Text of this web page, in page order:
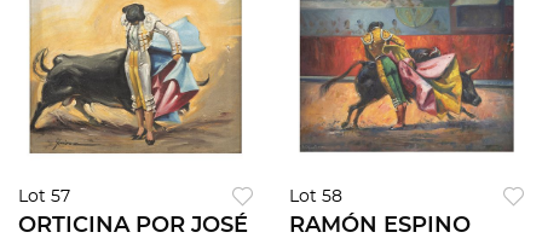
Lot 57
ORTICINA POR JOSÉ
Lot 58
RAMÓN ESPINO